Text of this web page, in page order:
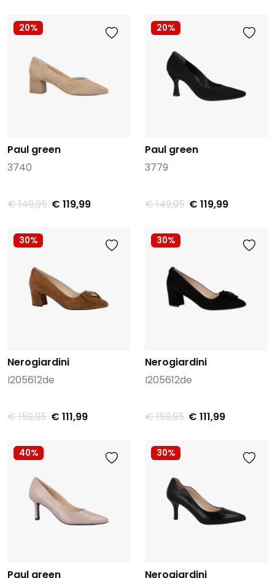
20%
Paul green
3740
€ 149,95 € 119,99
20%
Paul green
3779
€ 149,95 € 119,99
30%
Nerogiardini
I205612de
€ 159,95 € 111,99
30%
Nerogiardini
I205612de
€ 159,95 € 111,99
40%
Paul green
30%
Nerogiardini